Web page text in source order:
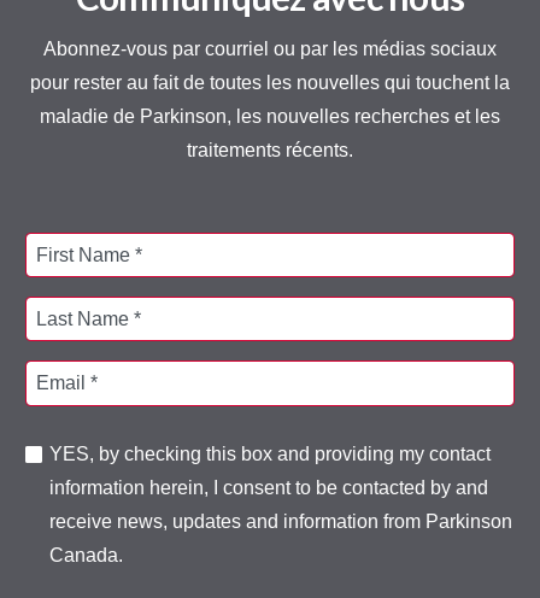
Abonnez-vous par courriel ou par les médias sociaux
pour rester au fait de toutes les nouvelles qui touchent la
maladie de Parkinson, les nouvelles recherches et les
traitements récents.
First Name *
Last Name *
Email *
YES, by checking this box and providing my contact
information herein, I consent to be contacted by and
receive news, updates and information from Parkinson
Canada.